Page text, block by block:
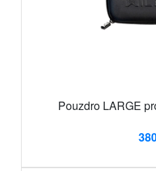
Pouzdro LARGE